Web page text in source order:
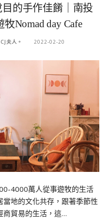
的手作佳餚｜南投
Nomad day Cafe
CJ夫人。 2022-02-20
4000萬人從事遊牧的生活
地的文化共存，跟著季節性
商貿易的生活，這…